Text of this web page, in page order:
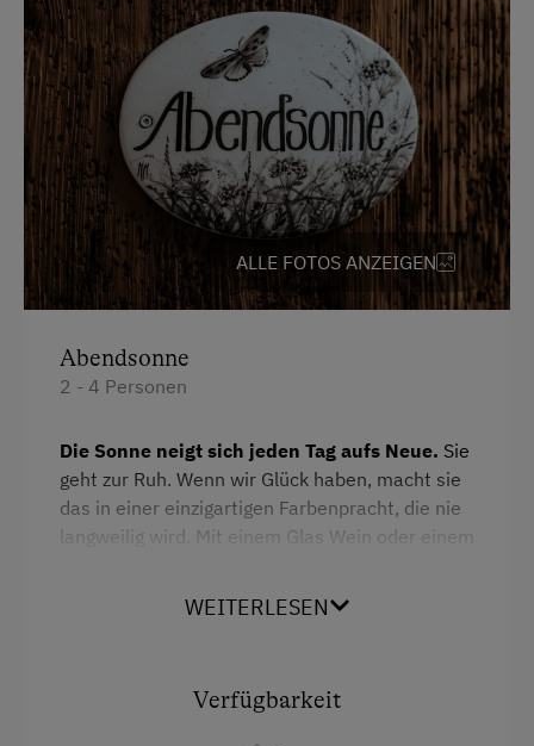
Ab Hofverkauf
Kräutererlebnis
Urlaub für Familien
Familienfreundliche Unterkünfte
Urlaub zu zweit
Für Hochzeitspaare
Nachhaltiger Urlaub
Allergikerhöfe
Haarföhn
Fernseher
Mikrowelle
Dusche
Toaster
Küche
Küchenausstattung
Haupthaus
Heizung
Kaffeemaschine
Reinigungsausstattung in der Wohnung
ALLE FOTOS ANZEIGEN
Abendsonne
2 - 4 Personen
Die Sonne neigt sich jeden Tag aufs Neue. Sie
geht zur Ruh. Wenn wir Glück haben, macht sie
das in einer einzigartigen Farbenpracht, die nie
langweilig wird. Mit einem Glas Wein oder einem
etwas Glück den Sonnenuntergang genießen.
und ein extra Schlafzimmer mit Doppelbett.
WEITERLESEN
Verfügbarkeit